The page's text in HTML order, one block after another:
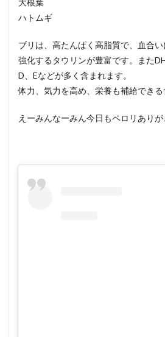
大根葉
ハトムギ
ブリは、高たんぱく高脂質で、血合
強化するタウリンが豊富です。また
D、Eなどが多く含まれます。
体力、気力を高め、栄養も補給できる
えーみんなーみん今日もペロリあり